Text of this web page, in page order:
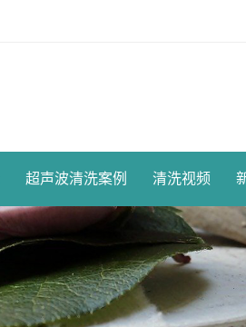
超声波清洗案例 清洗视频